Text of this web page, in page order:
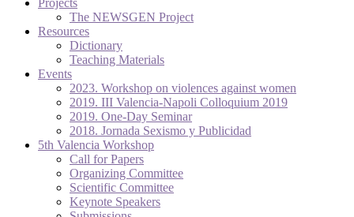
Projects
The NEWSGEN Project
Resources
Dictionary
Teaching Materials
Events
2023. Workshop on violences against women
2019. III Valencia-Napoli Colloquium 2019
2019. One-Day Seminar
2018. Jornada Sexismo y Publicidad
5th Valencia Workshop
Call for Papers
Organizing Committee
Scientific Committee
Keynote Speakers